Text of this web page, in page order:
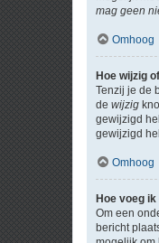
mag geen
Omhoog
Hoe wijzig
Tenzij je de
de wijzig
gewijzigd
gewijzigd
Omhoog
Hoe voeg
Om een
bericht